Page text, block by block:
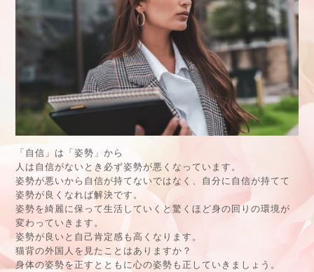
「自信」は「姿勢」から
人は自信がないとき必ず姿勢が悪くなっています。
姿勢が悪いから自信が持てないではなく、自分に自信が持てて
姿勢が良くなれば解決です。
姿勢を綺麗に保って生活していくと驚くほど身の回りの環境が
変わっていきます。
姿勢が良いと自己肯定感も高くなります。
猫背の外国人を見たことはありますか？
身体の姿勢を正すとともに心の姿勢も正していきましょう。